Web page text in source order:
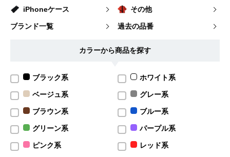
iPhoneケース その他
ブランド一覧 過去の品番
カラーから商品を探す
ブラック系 ホワイト系
ベージュ系 グレー系
ブラウン系 ブルー系
グリーン系 パープル系
ピンク系 レッド系